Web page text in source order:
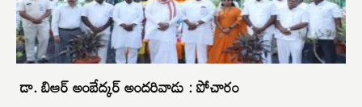
డా. బిఆర్ అంబేద్కర్ అందరివాడు : పోచారం